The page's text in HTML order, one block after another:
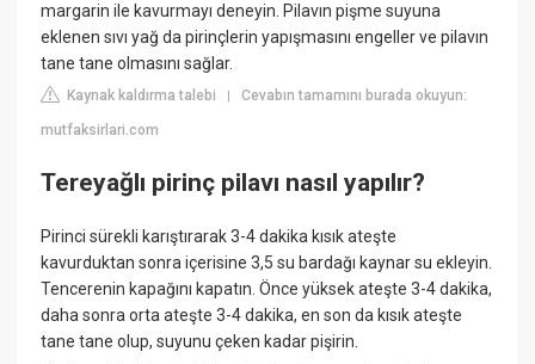
margarin ile kavurmayı deneyin. Pilavın pişme suyuna
eklenen sıvı yağ da pirinçlerin yapışmasını engeller ve pilavın
tane tane olmasını sağlar.
Kaynak kaldırma talebi |Cevabın tamamını burada okuyun:
mutfaksirlari.com
Tereyağlı pirinç pilavı nasıl yapılır?
Pirinci sürekli karıştırarak 3-4 dakika kısık ateşte
kavurduktan sonra içerisine 3,5 su bardağı kaynar su ekleyin.
Tencerenin kapağını kapatın. Önce yüksek ateşte 3-4 dakika,
daha sonra orta ateşte 3-4 dakika, en son da kısık ateşte
tane tane olup, suyunu çeken kadar pişirin.